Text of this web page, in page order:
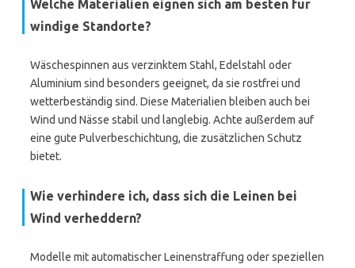
Welche Materialien eignen sich am besten für
windige Standorte?
Wäschespinnen aus verzinktem Stahl, Edelstahl oder
Aluminium sind besonders geeignet, da sie rostfrei und
wetterbeständig sind. Diese Materialien bleiben auch bei
Wind und Nässe stabil und langlebig. Achte außerdem auf
eine gute Pulverbeschichtung, die zusätzlichen Schutz
bietet.
Wie verhindere ich, dass sich die Leinen bei
Wind verheddern?
Modelle mit automatischer Leinenstraffung oder speziellen